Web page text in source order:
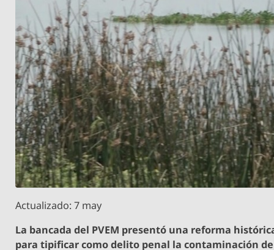
Actualizado: 7 may
La bancada del PVEM presentó una reforma
para tipificar como delito penal la contaminación de